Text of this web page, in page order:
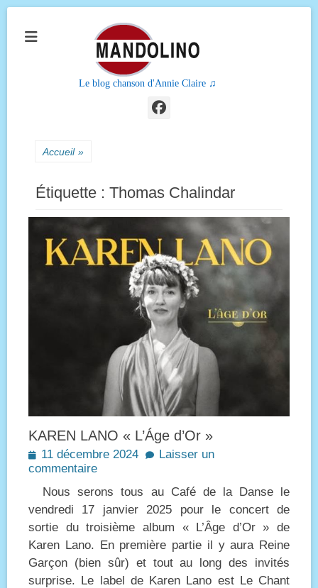
Le blog chanson d'Annie Claire ♫
Facebook
Accueil »
Étiquette : Thomas Chalindar
KAREN LANO « L’Áge d’Or »
Posted
on
11 décembre 2024
Laisser un
commentaire
Nous serons tous au Café de la Danse le
vendredi 17 janvier 2025 pour le concert de
sortie du troisième album « L’Âge d’Or » de
Karen Lano. En première partie il y aura Reine
Garçon (bien sûr) et tout au long des invités
surprise. Le label de Karen Lano est Le Chant